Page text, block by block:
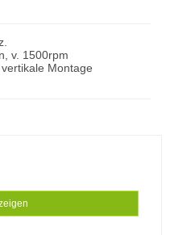
v. 1500rpm
Montage